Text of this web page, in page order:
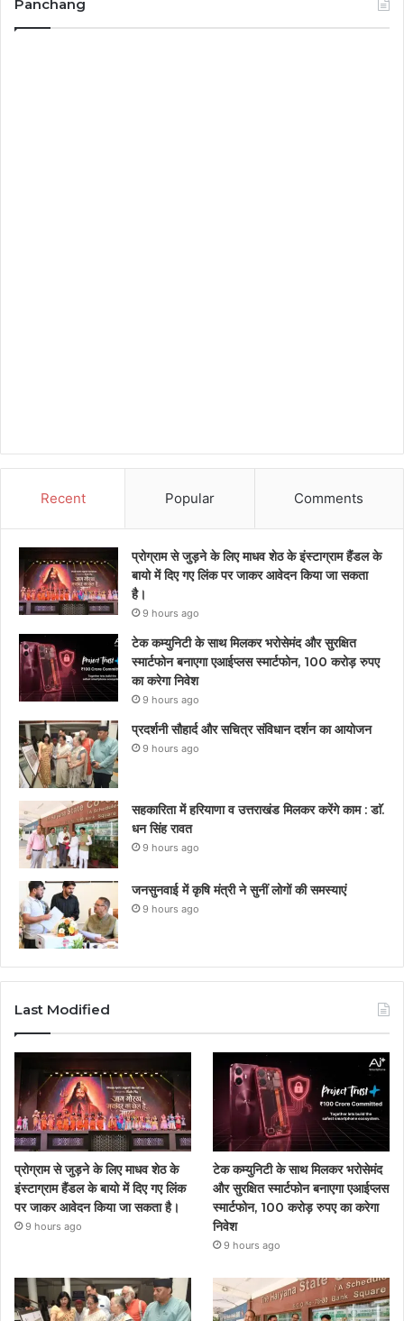
Panchang
Recent Popular Comments
प्रोग्राम से जुड़ने के लिए माधव शेठ के इंस्टाग्राम हैंडल के
बायो में दिए गए लिंक पर जाकर आवेदन किया जा सकता
है।
9 hours ago
टेक कम्युनिटी के साथ मिलकर भरोसेमंद और सुरक्षित
स्मार्टफोन बनाएगा एआईप्लस स्मार्टफोन, 100 करोड़ रुपए
का करेगा निवेश
9 hours ago
प्रदर्शनी सौहार्द और सचित्र संविधान दर्शन का आयोजन
9 hours ago
सहकारिता में हरियाणा व उत्तराखंड मिलकर करेंगे काम : डाॅ.
धन सिंह रावत
9 hours ago
जनसुनवाई में कृषि मंत्री ने सुनीं लोगों की समस्याएं
9 hours ago
Last Modified
प्रोग्राम से जुड़ने के लिए माधव शेठ के
इंस्टाग्राम हैंडल के बायो में दिए गए लिंक
पर जाकर आवेदन किया जा सकता है।
9 hours ago
टेक कम्युनिटी के साथ मिलकर भरोसेमंद
और सुरक्षित स्मार्टफोन बनाएगा एआईप्लस
स्मार्टफोन, 100 करोड़ रुपए का करेगा
निवेश
9 hours ago